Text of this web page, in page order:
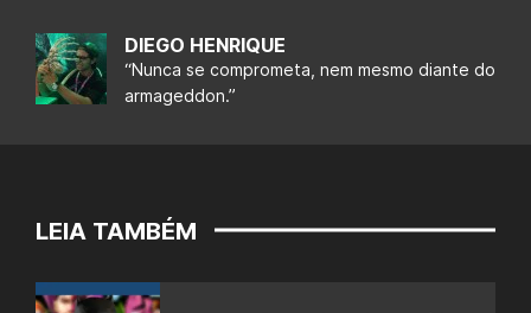
DIEGO HENRIQUE
“Nunca se comprometa, nem mesmo diante do
armageddon.”
LEIA TAMBÉM